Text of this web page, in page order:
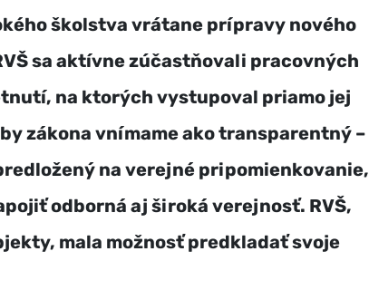
školstva vrátane prípravy nového
sa aktívne zúčastňovali pracovných
na ktorých vystupoval priamo jej
zákona vnímame ako transparentný –
na verejné pripomienkovanie,
odborná aj široká verejnosť. RVŠ,
mala možnosť predkladať svoje